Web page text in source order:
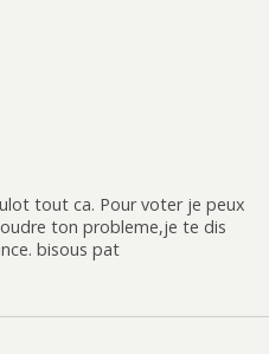
tout ca. Pour voter je peux
ton probleme,je te dis
bisous pat